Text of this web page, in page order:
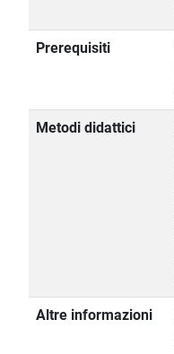
Prerequisiti
Metodi didattici
Altre informazioni